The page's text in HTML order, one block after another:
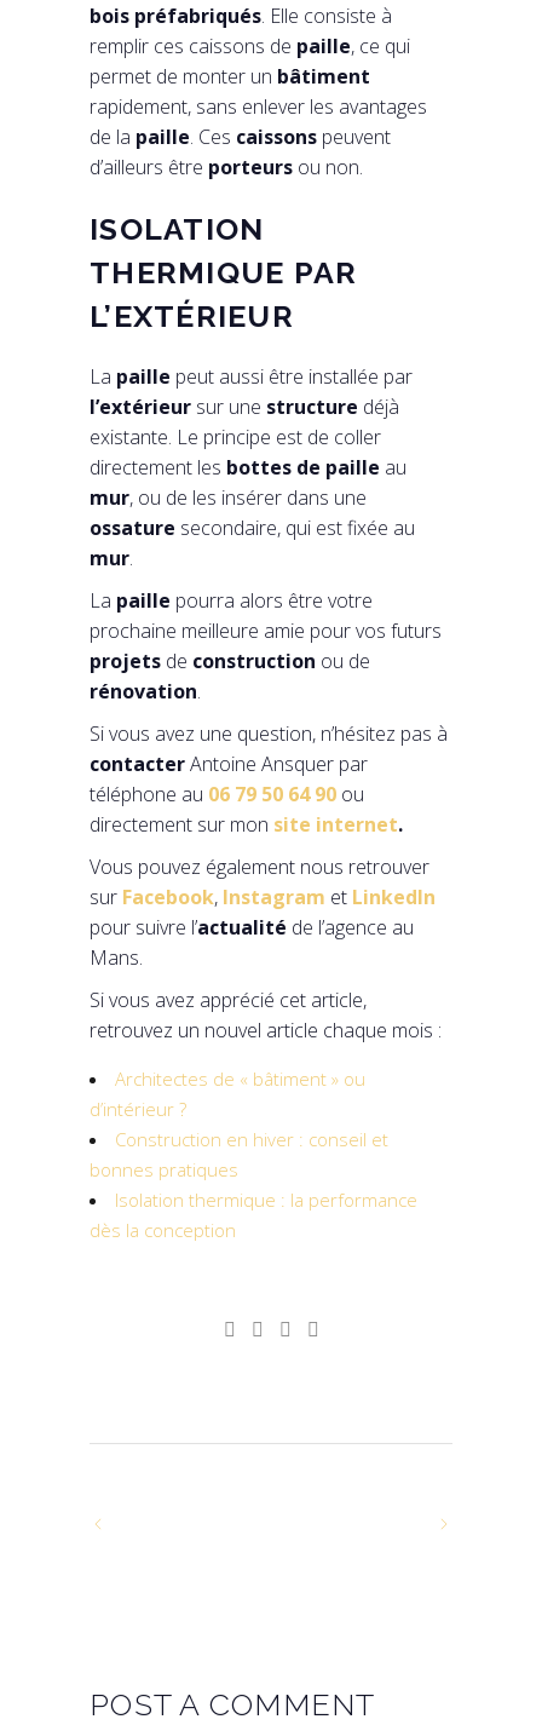
bois préfabriqués. Elle consiste à
remplir ces caissons de paille, ce qui
permet de monter un bâtiment
rapidement, sans enlever les avantages
de la paille. Ces caissons peuvent
d’ailleurs être porteurs ou non.
ISOLATION
THERMIQUE PAR
L’EXTÉRIEUR
La paille peut aussi être installée par
l’extérieur sur une structure déjà
existante. Le principe est de coller
directement les bottes de paille au
mur, ou de les insérer dans une
ossature secondaire, qui est fixée au
mur.
La paille pourra alors être votre
prochaine meilleure amie pour vos futurs
projets de construction ou de
rénovation.
Si vous avez une question, n’hésitez pas à
contacterAntoine Ansquer par
téléphone au 06 79 50 64 90 ou
directement sur mon site internet.
Vous pouvez également nous retrouver
sur Facebook, Instagram et Linkedln
pour suivre l’actualité de l’agence au
Mans.
Si vous avez apprécié cet article,
retrouvez un nouvel article chaque mois :
Architectes de « bâtiment » ou
d’intérieur ?
Construction en hiver : conseil et
bonnes pratiques
Isolation thermique : la performance
dès la conception
POST A COMMENT